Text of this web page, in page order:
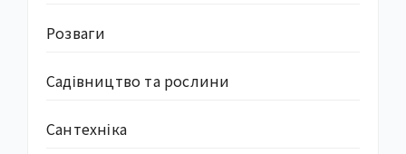
Розваги
Садівництво та рослини
Сантехніка